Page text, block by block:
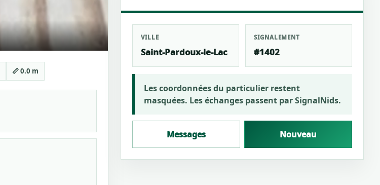
📏 0.0 m
VILLE
Saint-Pardoux-le-Lac
SIGNALEMENT
#1402
Les coordonnées du particulier restent
masquées. Les échanges passent par SignalNids.
Messages Nouveau